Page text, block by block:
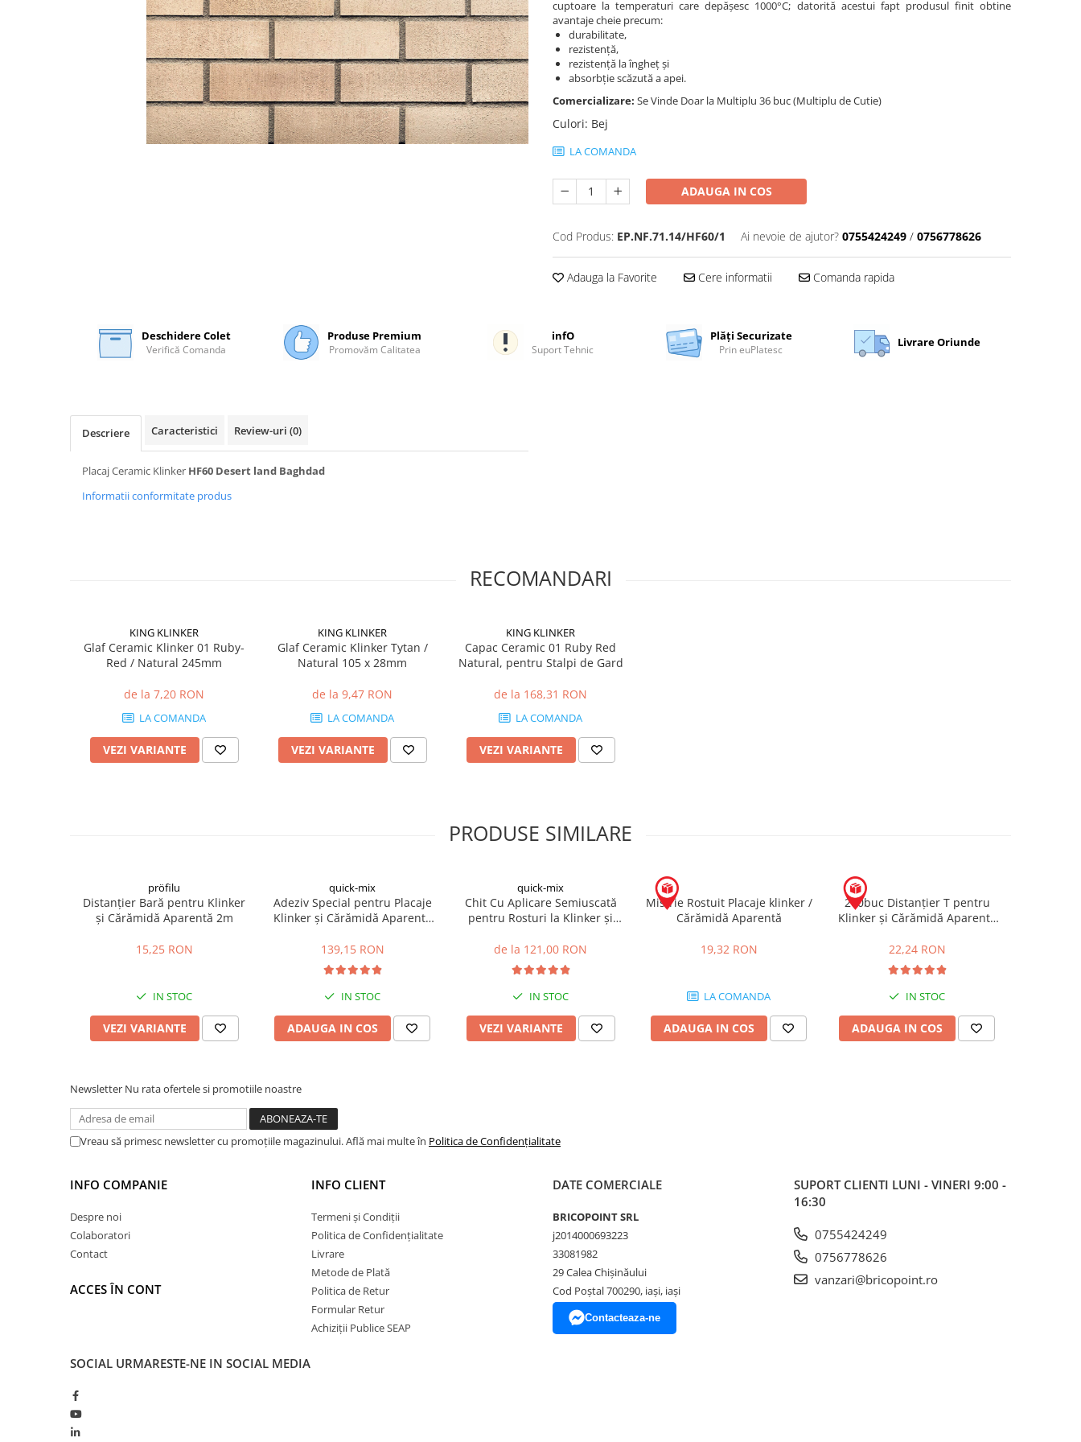
Accesorii Finisaje
Gips Carton
Piese pentru CD si UA
Adezivi Acoperiri Elastice și Textile
Adezivi Parchet și Lemn
Produse pentru Curățare
Placări Ceramice și din Piatră
Profile Dilatatie
Accesorii Hidroizolații
Benzi de Etanșare
Hidroizolații Lichide
Hidroizolații Bituminoase
Hidrofobizare și Tratamente
Amorse Tencuieli
Nivelare Grosieră
Nivelare în Strat Subțire
Aditivi pentru Șape
Profile Tencuieli
cuptoare la temperaturi care depășesc 1000°C; datorită acestui fapt produsul finit obtine
avantaje cheie precum:
durabilitate,
rezistență,
rezistență la îngheț și
absorbție scăzută a apei.
Comercializare: Se Vinde Doar la Multiplu 36 buc (Multiplu de Cutie)
Culori: Bej
LA COMANDA
ADAUGA IN COS
Cod Produs: EP.NF.71.14/HF60/1 Ai nevoie de ajutor? 0755424249 / 0756778626
Adauga la Favorite Cere informatii Comanda rapida
Deschidere Colet
Verifică Comanda
Produse Premium
Promovăm Calitatea
infO
Suport Tehnic
Plăți Securizate
Prin euPlatesc Livrare Oriunde
Descriere Caracteristici Review-uri (0)
Placaj Ceramic Klinker HF60 Desert land Baghdad
Informatii conformitate produs
RECOMANDARI
KING KLINKER
Glaf Ceramic Klinker 01 Ruby-
Red / Natural 245mm
de la 7,20 RON
LA COMANDA
VEZI VARIANTE
KING KLINKER
Glaf Ceramic Klinker Tytan /
Natural 105 x 28mm
de la 9,47 RON
LA COMANDA
VEZI VARIANTE
KING KLINKER
Capac Ceramic 01 Ruby Red
Natural, pentru Stalpi de Gard
de la 168,31 RON
LA COMANDA
VEZI VARIANTE
PRODUSE SIMILARE
pröfilu
Distanțier Bară pentru Klinker
și Cărămidă Aparentă 2m
15,25 RON
IN STOC
VEZI VARIANTE
quick-mix
Adeziv Special pentru Placaje
Klinker și Cărămidă Aparentă
139,15 RON
IN STOC
ADAUGA IN COS
quick-mix
Chit Cu Aplicare Semiuscată
pentru Rosturi la Klinker și
de la 121,00 RON
IN STOC
VEZI VARIANTE
Mistrie Rostuit Placaje klinker /
Cărămidă Aparentă
19,32 RON
LA COMANDA
ADAUGA IN COS
200buc Distanțier T pentru
Klinker și Cărămidă Aparentă
22,24 RON
IN STOC
ADAUGA IN COS
Newsletter Nu rata ofertele si promotiile noastre
Vreau să primesc newsletter cu promoțiile magazinului. Află mai multe în Politica de Confidențialitate
INFO COMPANIE
Despre noi
Colaboratori
Contact
ACCES ÎN CONT
INFO CLIENT
Termeni și Condiții
Politica de Confidențialitate
Livrare
Metode de Plată
Politica de Retur
Formular Retur
Achiziții Publice SEAP
DATE COMERCIALE
BRICOPOINT SRL
j2014000693223
33081982
29 Calea Chișinăului
Cod Poștal 700290, iași, iași
Contacteaza-ne
SUPORT CLIENTI LUNI - VINERI 9:00 -
16:30
0755424249
0756778626
vanzari@bricopoint.ro
SOCIAL URMARESTE-NE IN SOCIAL MEDIA